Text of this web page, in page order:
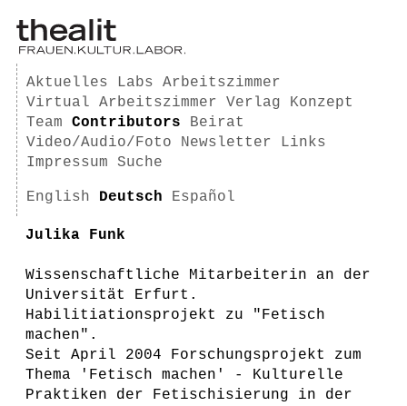
Aktuelles Labs
Arbeitszimmer
Virtual Arbeitszimmer
Verlag
Konzept
Team
Contributors
Beirat
Video/Audio/Foto
Newsletter
Links
Impressum
Suche
English Deutsch Español
Julika Funk
Wissenschaftliche Mitarbeiterin an der
Universität Erfurt.
Habilitiationsprojekt zu "Fetisch
machen".
Seit April 2004 Forschungsprojekt zum
Thema 'Fetisch machen' - Kulturelle
Praktiken der Fetischisierung in der